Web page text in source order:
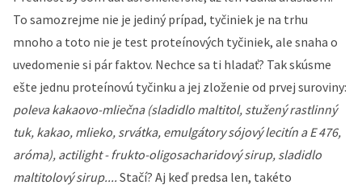
To samozrejme nie je jediný prípad, tyčiniek je na trhu
mnoho a toto nie je test proteínových tyčiniek, ale snaha o
uvedomenie si pár faktov. Nechce sa ti hladať? Tak skúsme
ešte jednu proteínovú tyčinku a jej zloženie od prvej suroviny:
poleva kakaovo-mliečna (sladidlo maltitol, stužený rastlinný
tuk, kakao, mlieko, srvátka, emulgátory sójový lecitín a E 476,
aróma), actilight - frukto-oligosacharidový sirup, sladidlo
maltitolový sirup.... Stačí? Aj keď predsa len, takéto